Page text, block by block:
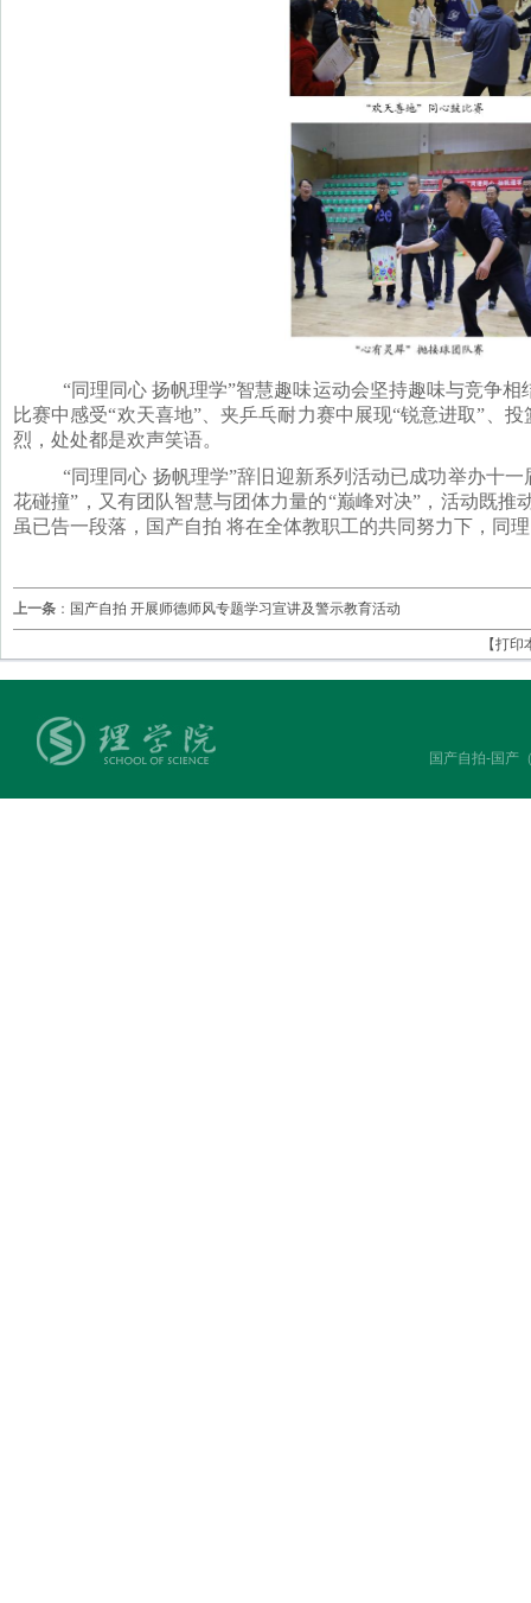
“同理同心 扬帆理学”智慧趣味运动会坚持趣味与竞争相
比赛中感受“欢天喜地”、夹乒乓耐力赛中展现“锐意进取”、
烈，处处都是欢声笑语。
“同理同心 扬帆理学”辞旧迎新系列活动已成功举办十
花碰撞”，又有团队智慧与团体力量的“巅峰对决”，活动既
虽已告一段落，国产自拍 将在全体教职工的共同努力下，同
上一条 ： 国产自拍 开展师德师风专题学习宣讲及警示教育活动
【打
国产自拍-国产